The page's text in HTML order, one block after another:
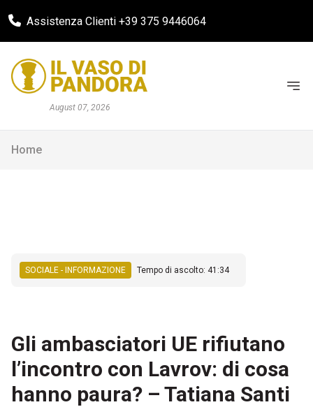
Assistenza Clienti +39 375 9446064
August 07, 2026
Home
SOCIALE - INFORMAZIONE Tempo di ascolto: 41:34
Gli ambasciatori UE rifiutano
l’incontro con Lavrov: di cosa
hanno paura? – Tatiana Santi